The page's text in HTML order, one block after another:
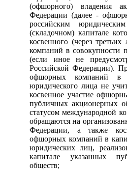
(офшорного) владения
Федерации (далее -
российским
(складочном) капитале
косвенного (через
компаний в совокупности
(если иное не
Российской Федерации).
офшорных компаний в
юридического лица не
косвенное участие
публичных акционерных
статусом международной
обращаются на
Федерации, а также
офшорных компаний в
юридических лиц,
капитале указанных
обществ;